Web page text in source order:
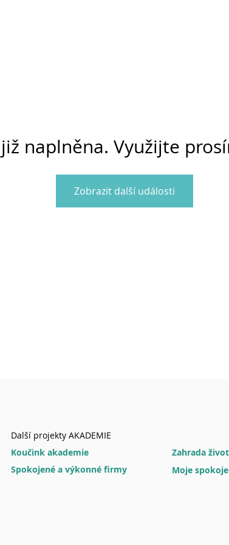
naplněna. Využijte
Zobrazit další události
Další projekty AKADEMIE
Koučink akademie
Spokojené a výkonné firmy
Zahrada
Moje